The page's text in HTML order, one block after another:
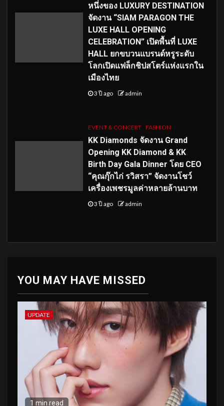
หนึ่งของ LUXURY DESTINATION
จัดงาน “SIAM PARAGON THE
LUXE HALL OPENING
CELEBRATION” เปิดพื้นที่ LUXE
HALL ยกขบวนแบรนด์หรูระดับ
โลกเปิดแฟล็กชิปสโตร์แห่งแรกใน
เมืองไทย
3 ปี ago admin
EVENT & CONCERT FASHION
KK Diamonds จัดงาน Grand
Opening KK Diamond & KK
Birth Day Gala Dinner โดย CEO
“คุณกุ๊กไก่ รวิสรา” จัดงานโชว์
เครื่องเพชรมูลค่าหลายล้านบาท
3 ปี ago admin
YOU MAY HAVE MISSED
UPDATE
1 min read